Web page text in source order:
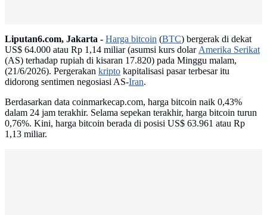
Liputan6.com, Jakarta - Harga bitcoin (BTC) bergerak di dekat
US$ 64.000 atau Rp 1,14 miliar (asumsi kurs dolarAmerika Serikat
(AS) terhadap rupiah di kisaran 17.820) pada Minggu malam,
(21/6/2026). Pergerakan kripto kapitalisasi pasar terbesar itu
didorong sentimen negosiasi AS-Iran.
Berdasarkan data coinmarkecap.com, harga bitcoin naik 0,43%
dalam 24 jam terakhir. Selama sepekan terakhir, harga bitcoin turun
0,76%. Kini, harga bitcoin berada di posisi US$ 63.961 atau Rp
1,13 miliar.